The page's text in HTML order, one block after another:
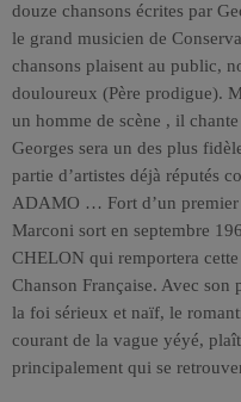
douze chansons écrites par
le grand musicien de
chansons plaisent au public,
douloureux (Père prodigue).
un homme de scène , il
Georges sera un des plus
partie d’artistes déjà réputés
ADAMO … Fort d’un premier
Marconi sort en septembre
CHELON qui remportera
Chanson Française. Avec son
la foi sérieux et naïf, le
courant de la vague yéyé,
principalement qui se